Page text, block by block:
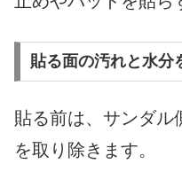
貼る面の汚れと水分
貼る前は、サンダル
を取り除きます。